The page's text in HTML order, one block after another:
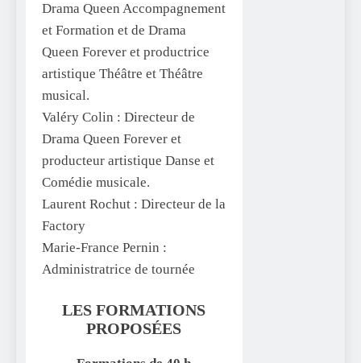
Drama Queen Accompagnement
et Formation et de Drama
Queen Forever et productrice
artistique Théâtre et Théâtre
musical.
Valéry Colin : Directeur de
Drama Queen Forever et
producteur artistique Danse et
Comédie musicale.
Laurent Rochut : Directeur de la
Factory
Marie-France Pernin :
Administratrice de tournée
LES FORMATIONS
PROPOSÉES